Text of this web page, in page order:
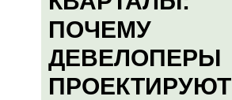
ПОЧЕМУ
ДЕВЕЛОПЕРЫ
ПРОЕКТИРУЮТ